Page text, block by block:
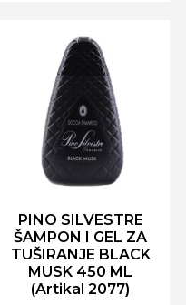
PINO SILVESTRE
ŠAMPON I GEL ZA
TUŠIRANJE BLACK
MUSK 450 ML
(Artikal 2077)